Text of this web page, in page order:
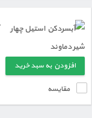
افزودن به سبد خرید
مقایسه